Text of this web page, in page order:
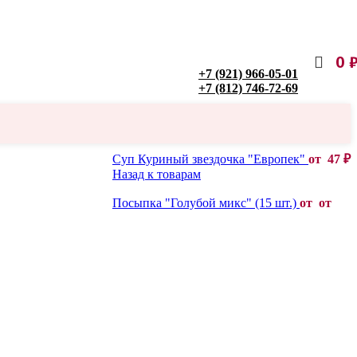
+7 (921) 966-05-01
+7 (812) 746-72-69
0
Суп Куриный звездочка "Европек" от 47 ₽
Назад к товарам
Посыпка "Голубой микс" (15 шт.) от от